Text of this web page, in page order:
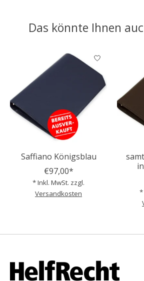
Das könnte Ihnen
Produkt-Karussell-Artikel
Saffiano Königsblau
€97,00*
* Inkl. MwSt. zzgl.
Versandkosten
*